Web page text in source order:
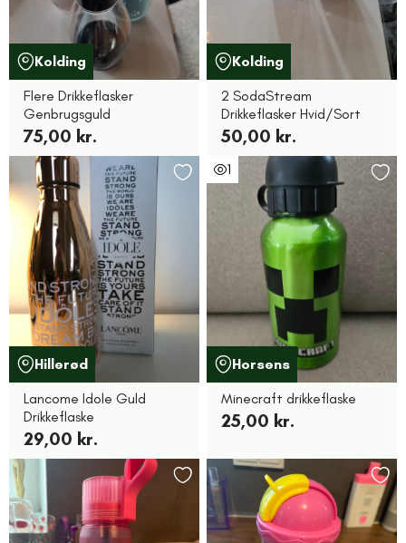
Kolding
Flere Drikkeflasker
Genbrugsguld
75,00 kr.
Kolding
2 SodaStream
Drikkeflasker Hvid/Sort
50,00 kr.
Hillerød
Lancome Idole Guld
Drikkeflaske
29,00 kr.
1
Horsens
Minecraft drikkeflaske
25,00 kr.